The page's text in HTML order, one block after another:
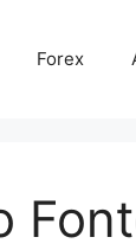
Forex